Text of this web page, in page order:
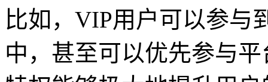
比如，VIP用户可以参与
中，甚至可以优先参与